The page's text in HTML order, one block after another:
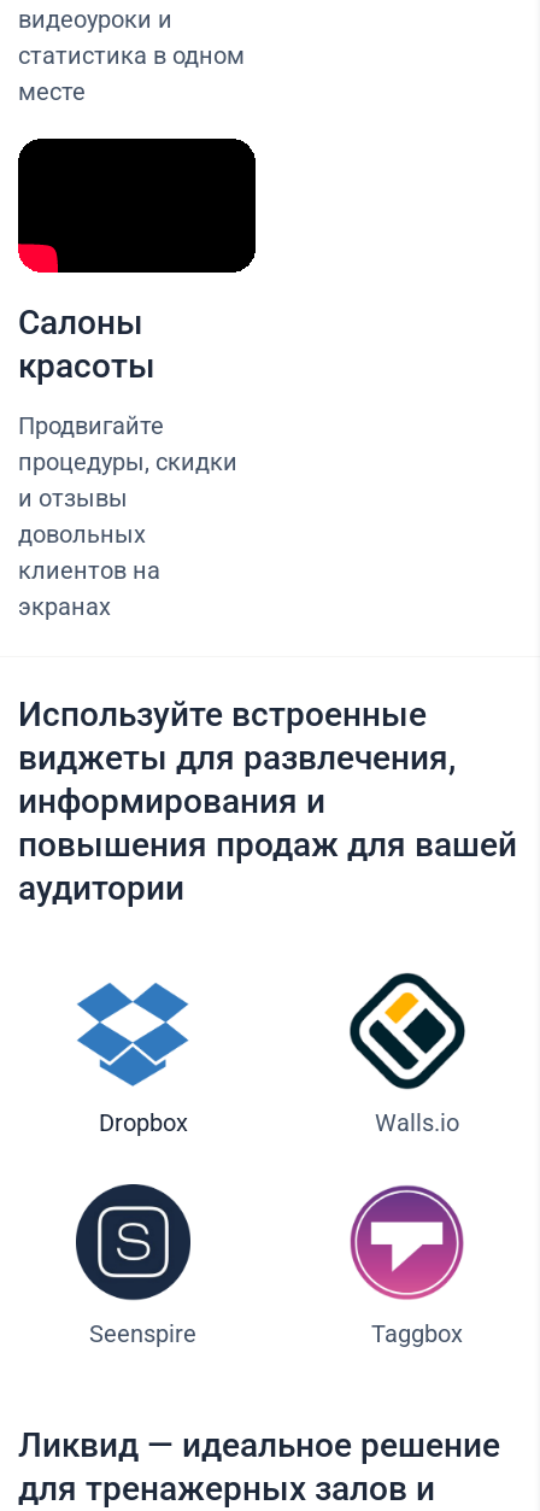
видеоуроки и
статистика в одном
месте
Салоны
красоты
Продвигайте
процедуры, скидки
и отзывы
довольных
клиентов на
экранах
Используйте встроенные
виджеты для развлечения,
информирования и
повышения продаж для вашей
аудитории
Dropbox Walls.io
Seenspire Taggbox
Ликвид — идеальное решение
для тренажерных залов и